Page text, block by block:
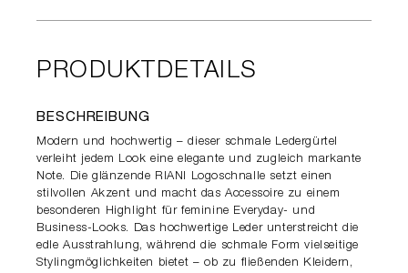
PRODUKTDETAILS
BESCHREIBUNG
Modern und hochwertig – dieser schmale Ledergürtel
verleiht jedem Look eine elegante und zugleich markante
Note. Die glänzende RIANI Logoschnalle setzt einen
stilvollen Akzent und macht das Accessoire zu einem
besonderen Highlight für feminine Everyday- und
Business-Looks. Das hochwertige Leder unterstreicht die
edle Ausstrahlung, während die schmale Form vielseitige
Stylingmöglichkeiten bietet – ob zu fließenden Kleidern,